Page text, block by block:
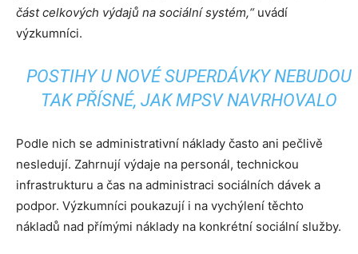
část celkových výdajů na sociální systém,“uvádí
výzkumníci.
POSTIHY U NOVÉ SUPERDÁVKY NEBUDOU
TAK PŘÍSNÉ, JAK MPSV NAVRHOVALO
Podle nich se administrativní náklady často ani pečlivě
nesledují. Zahrnují výdaje na personál, technickou
infrastrukturu a čas na administraci sociálních dávek a
podpor. Výzkumníci poukazují i na vychýlení těchto
nákladů nad přímými náklady na konkrétní sociální služby.